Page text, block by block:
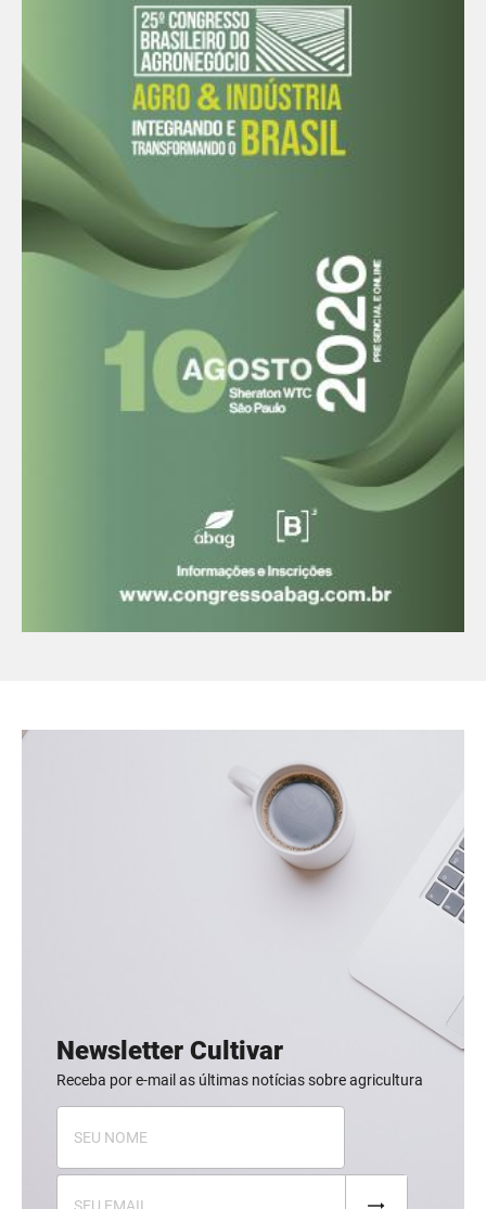
Newsletter Cultivar
Receba por e-mail as últimas notícias sobre agricultura